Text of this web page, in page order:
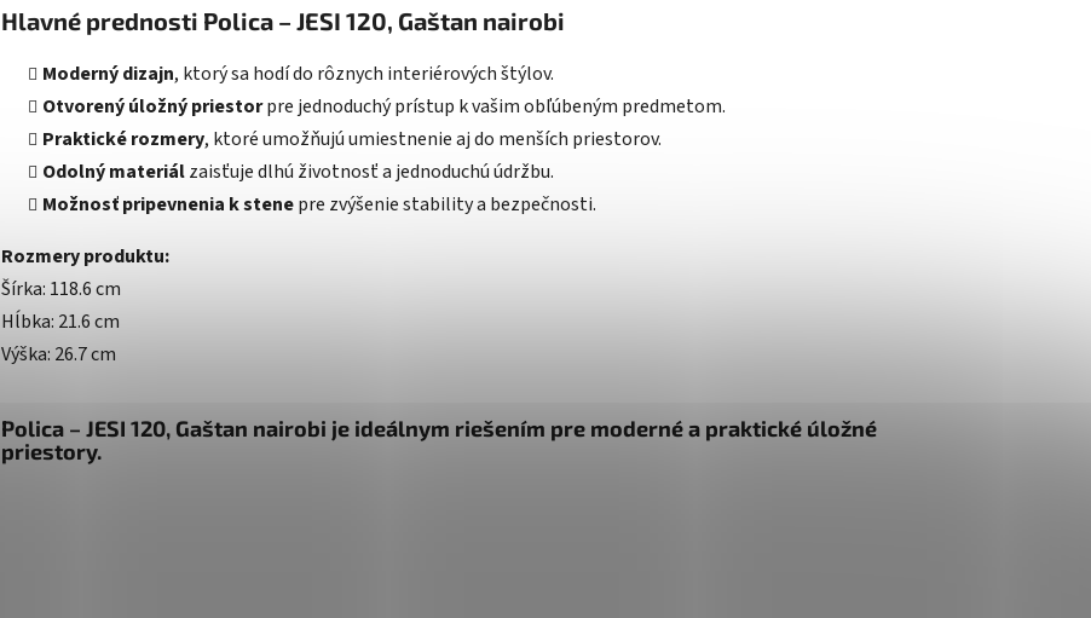
Hlavné prednosti Polica – JESI 120, Gaštan nairobi
Moderný dizajn, ktorý sa hodí do rôznych interiérových štýlov.
Otvorený úložný priestorpre jednoduchý prístup k vašim obľúbeným predmetom.
Praktické rozmery, ktoré umožňujú umiestnenie aj do menších priestorov.
Odolný materiálzaisťuje dlhú životnosť a jednoduchú údržbu.
Možnosť pripevnenia k stenepre zvýšenie stability a bezpečnosti.
Rozmery produktu:
Šírka: 118.6 cm
Hĺbka: 21.6 cm
Výška: 26.7 cm
Polica – JESI 120, Gaštan nairobi je ideálnym riešením pre moderné a praktické úložné
priestory.